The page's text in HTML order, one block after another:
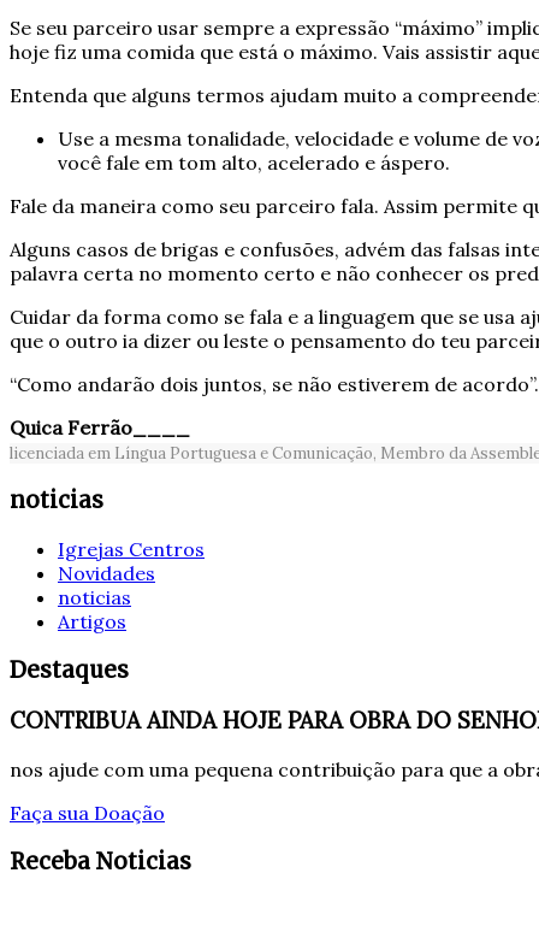
Se seu parceiro usar sempre a expressão “máximo”
hoje fiz uma comida que está o máximo. Vais assistir
Entenda que alguns termos ajudam muito a
Use a mesma tonalidade, velocidade e volume de
você fale em tom alto, acelerado e áspero.
Fale da maneira como seu parceiro fala. Assim permite
Alguns casos de brigas e confusões, advém das falsas
palavra certa no momento certo e não conhecer os
Cuidar da forma como se fala e a linguagem que se
que o outro ia dizer ou leste o pensamento do teu
“Como andarão dois juntos, se não estiverem de
Quica Ferrão____
licenciada em Língua Portuguesa e Comunicação, Membro da
noticias
Igrejas Centros
Novidades
noticias
Artigos
Destaques
CONTRIBUA AINDA HOJE PARA OBRA DO
nos ajude com uma pequena contribuição para que a
Faça sua Doação
Receba Noticias